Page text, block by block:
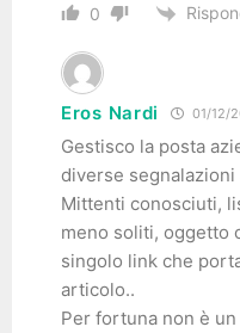
0
Eros Nardi 01/12/
Gestisco la posta
diverse segnalazioni
Mittenti conosciuti,
meno soliti, oggetto
singolo link che
articolo..
Per fortuna non è